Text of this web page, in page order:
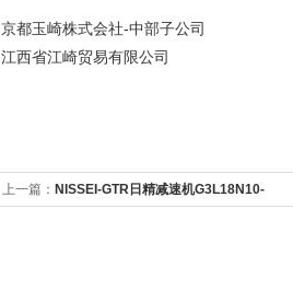
京都玉崎株式会社-中部子公司
江西省江崎贸易有限公司
上一篇： NISSEI-GTR日精减速机G3L18N10-